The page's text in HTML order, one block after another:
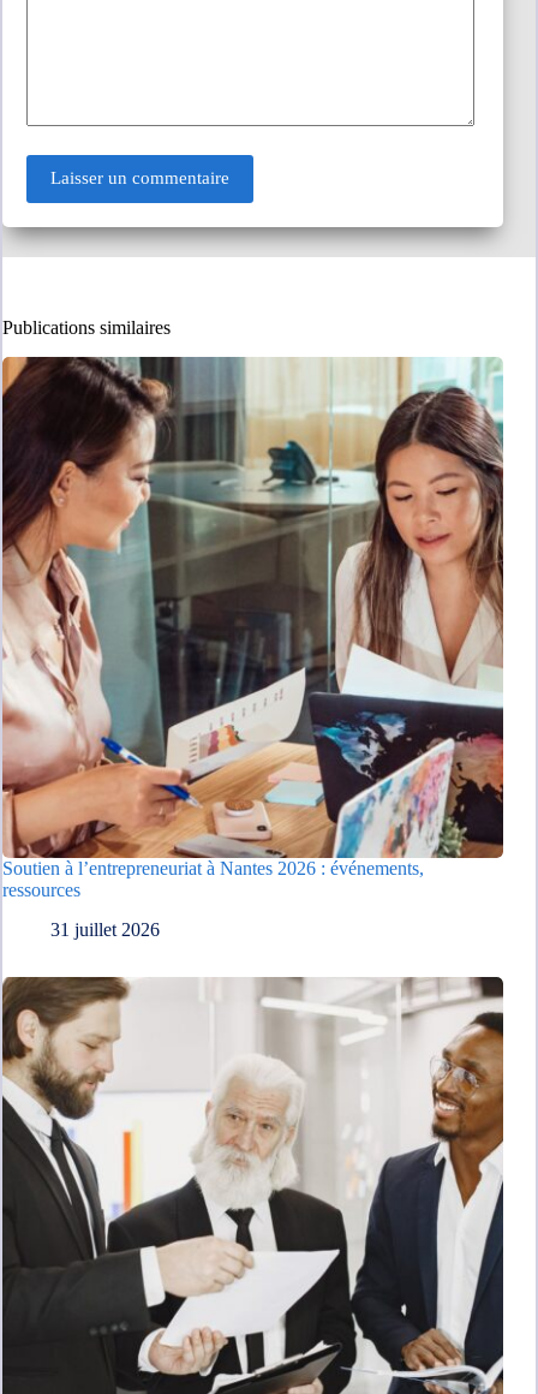
Laisser un commentaire
Publications similaires
Soutien à l’entrepreneuriat à Nantes 2026 : événements,
ressources
31 juillet 2026